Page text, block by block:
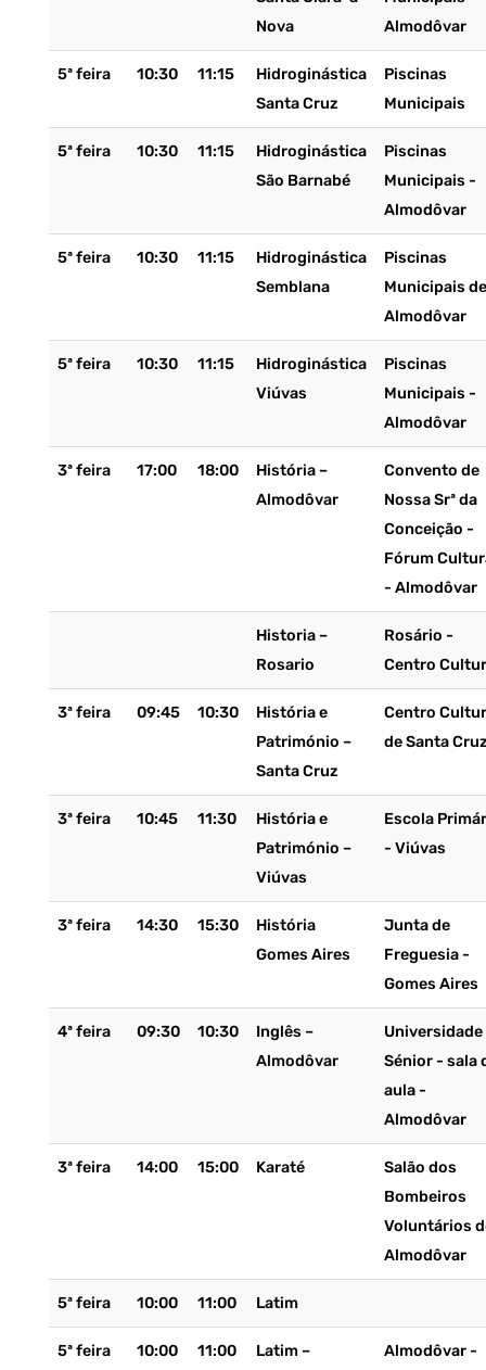
Nova
Almodôvar
5ª feira 10:30 11:15
Hidroginástica
Santa Cruz
Piscinas
Municipais
5ª feira 10:30 11:15
Hidroginástica
São Barnabé
Piscinas
Municipais -
Almodôvar
5ª feira 10:30 11:15
Hidroginástica
Semblana
Piscinas
Municipais de
Almodôvar
5ª feira 10:30 11:15
Hidroginástica
Viúvas
Piscinas
Municipais -
Almodôvar
3ª feira 17:00 18:00
História –
Almodôvar
Convento de
Nossa Srª da
Conceição -
Fórum
- Almodôvar
Historia –
Rosario
Rosário -
Centro
3ª feira 09:45 10:30
História e
Património –
Santa Cruz
Centro
de Santa
3ª feira 10:45 11:30
História e
Património –
Viúvas
Escola
- Viúvas
3ª feira 14:30 15:30
História
Gomes Aires
Junta de
Freguesia -
Gomes Aires
4ª feira 09:30 10:30
Inglês –
Almodôvar
Universidade
Sénior - sala
aula -
Almodôvar
3ª feira 14:00 15:00 Karaté
Salão dos
Bombeiros
Voluntários
Almodôvar
5ª feira 10:00 11:00 Latim
5ª feira 10:00 11:00
Latim –
Almodôvar -